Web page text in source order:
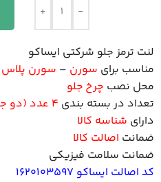
-
+
لنت ترمز جلو شرکتی ایساکو
مناسب برای سورن – سورن پلاس
محل نصب چرخ جلو
تعداد در بسته بندی 4 عدد (دو جفت)
دارای شناسه کالا
ضمانت اصالت کالا
ضمانت سلامت فیزیکی
کد اصالت ایساکو 1620103597